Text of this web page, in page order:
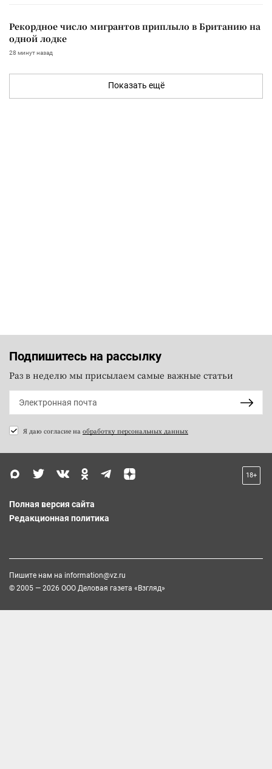
Рекордное число мигрантов приплыло в Британию на
одной лодке
28 минут назад
Показать ещё
Подпишитесь на рассылку
Раз в неделю мы присылаем самые важные статьи
Я даю согласие на обработку персональных данных
18+
Полная версия сайта
Редакционная политика
Пишите нам на information@vz.ru
© 2005 — 2026 ООО Деловая газета «Взгляд»